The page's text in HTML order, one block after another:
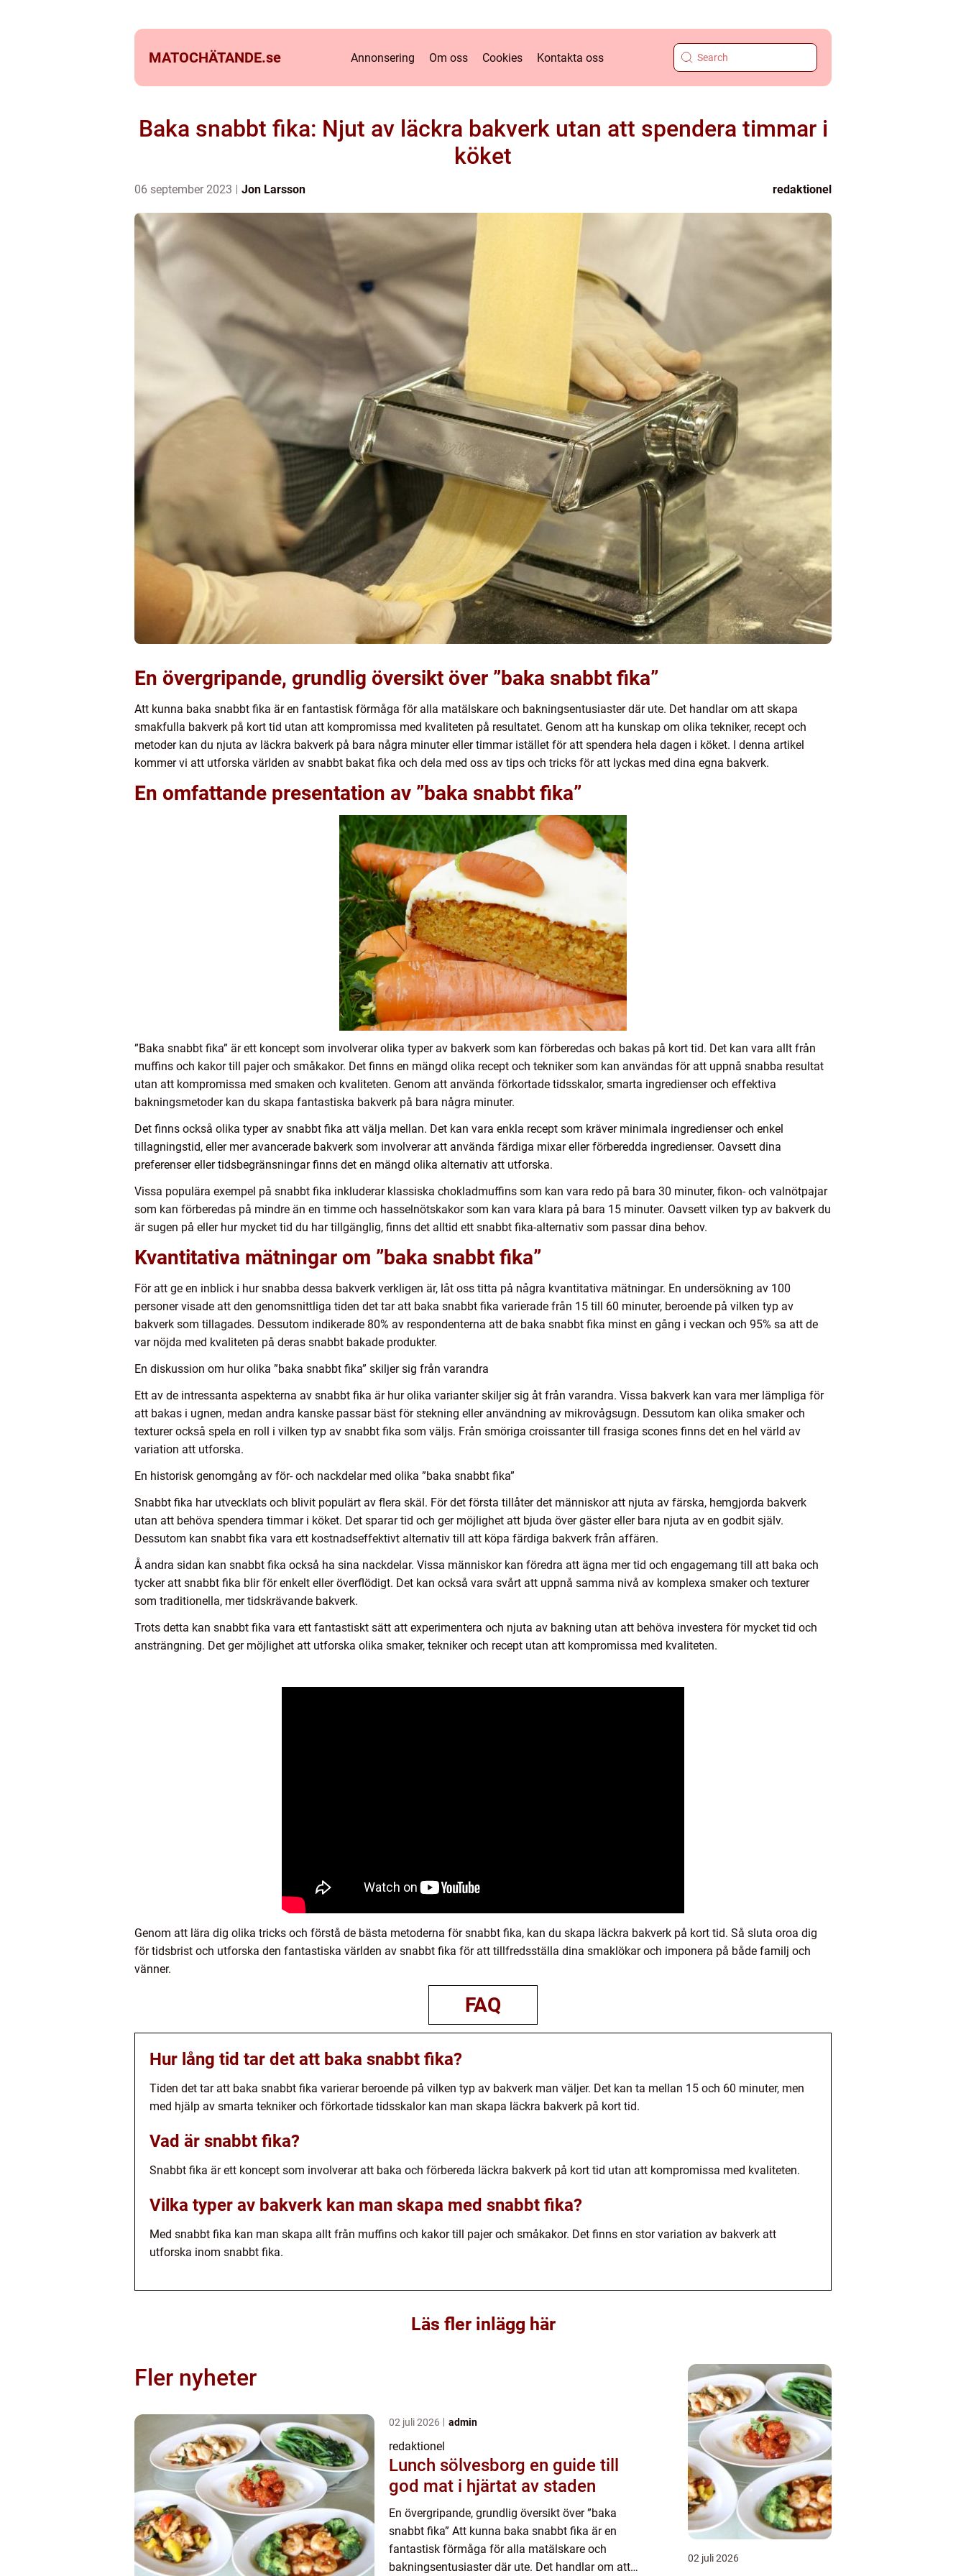
MATOCHÄTANDE.se Annonsering Om oss Cookies Kontakta oss
Baka snabbt fika: Njut av läckra bakverk utan att spendera timmar i
köket
06 september 2023 Jon Larsson redaktionel
En övergripande, grundlig översikt över ”baka snabbt fika”
Att kunna baka snabbt fika är en fantastisk förmåga för alla matälskare och bakningsentusiaster där ute. Det handlar om att skapa
smakfulla bakverk på kort tid utan att kompromissa med kvaliteten på resultatet. Genom att ha kunskap om olika tekniker, recept och
metoder kan du njuta av läckra bakverk på bara några minuter eller timmar istället för att spendera hela dagen i köket. I denna artikel
kommer vi att utforska världen av snabbt bakat fika och dela med oss av tips och tricks för att lyckas med dina egna bakverk.
En omfattande presentation av ”baka snabbt fika”
”Baka snabbt fika” är ett koncept som involverar olika typer av bakverk som kan förberedas och bakas på kort tid. Det kan vara allt från
muffins och kakor till pajer och småkakor. Det finns en mängd olika recept och tekniker som kan användas för att uppnå snabba resultat
utan att kompromissa med smaken och kvaliteten. Genom att använda förkortade tidsskalor, smarta ingredienser och effektiva
bakningsmetoder kan du skapa fantastiska bakverk på bara några minuter.
Det finns också olika typer av snabbt fika att välja mellan. Det kan vara enkla recept som kräver minimala ingredienser och enkel
tillagningstid, eller mer avancerade bakverk som involverar att använda färdiga mixar eller förberedda ingredienser. Oavsett dina
preferenser eller tidsbegränsningar finns det en mängd olika alternativ att utforska.
Vissa populära exempel på snabbt fika inkluderar klassiska chokladmuffins som kan vara redo på bara 30 minuter, fikon- och valnötpajar
som kan förberedas på mindre än en timme och hasselnötskakor som kan vara klara på bara 15 minuter. Oavsett vilken typ av bakverk du
är sugen på eller hur mycket tid du har tillgänglig, finns det alltid ett snabbt fika-alternativ som passar dina behov.
Kvantitativa mätningar om ”baka snabbt fika”
För att ge en inblick i hur snabba dessa bakverk verkligen är, låt oss titta på några kvantitativa mätningar. En undersökning av 100
personer visade att den genomsnittliga tiden det tar att baka snabbt fika varierade från 15 till 60 minuter, beroende på vilken typ av
bakverk som tillagades. Dessutom indikerade 80% av respondenterna att de baka snabbt fika minst en gång i veckan och 95% sa att de
var nöjda med kvaliteten på deras snabbt bakade produkter.
En diskussion om hur olika ”baka snabbt fika” skiljer sig från varandra
Ett av de intressanta aspekterna av snabbt fika är hur olika varianter skiljer sig åt från varandra. Vissa bakverk kan vara mer lämpliga för
att bakas i ugnen, medan andra kanske passar bäst för stekning eller användning av mikrovågsugn. Dessutom kan olika smaker och
texturer också spela en roll i vilken typ av snabbt fika som väljs. Från smöriga croissanter till frasiga scones finns det en hel värld av
variation att utforska.
En historisk genomgång av för- och nackdelar med olika ”baka snabbt fika”
Snabbt fika har utvecklats och blivit populärt av flera skäl. För det första tillåter det människor att njuta av färska, hemgjorda bakverk
utan att behöva spendera timmar i köket. Det sparar tid och ger möjlighet att bjuda över gäster eller bara njuta av en godbit själv.
Dessutom kan snabbt fika vara ett kostnadseffektivt alternativ till att köpa färdiga bakverk från affären.
Å andra sidan kan snabbt fika också ha sina nackdelar. Vissa människor kan föredra att ägna mer tid och engagemang till att baka och
tycker att snabbt fika blir för enkelt eller överflödigt. Det kan också vara svårt att uppnå samma nivå av komplexa smaker och texturer
som traditionella, mer tidskrävande bakverk.
Trots detta kan snabbt fika vara ett fantastiskt sätt att experimentera och njuta av bakning utan att behöva investera för mycket tid och
ansträngning. Det ger möjlighet att utforska olika smaker, tekniker och recept utan att kompromissa med kvaliteten.
Genom att lära dig olika tricks och förstå de bästa metoderna för snabbt fika, kan du skapa läckra bakverk på kort tid. Så sluta oroa dig
för tidsbrist och utforska den fantastiska världen av snabbt fika för att tillfredsställa dina smaklökar och imponera på både familj och
vänner.
FAQ
Hur lång tid tar det att baka snabbt fika?
Tiden det tar att baka snabbt fika varierar beroende på vilken typ av bakverk man väljer. Det kan ta mellan 15 och 60 minuter, men
med hjälp av smarta tekniker och förkortade tidsskalor kan man skapa läckra bakverk på kort tid.
Vad är snabbt fika?
Snabbt fika är ett koncept som involverar att baka och förbereda läckra bakverk på kort tid utan att kompromissa med kvaliteten.
Vilka typer av bakverk kan man skapa med snabbt fika?
Med snabbt fika kan man skapa allt från muffins och kakor till pajer och småkakor. Det finns en stor variation av bakverk att
utforska inom snabbt fika.
Läs fler inlägg här
Fler nyheter
02 juli 2026 admin
redaktionel
Lunch sölvesborg en guide till
god mat i hjärtat av staden
En övergripande, grundlig översikt över ”baka
snabbt fika” Att kunna baka snabbt fika är en
fantastisk förmåga för alla matälskare och
bakningsentusiaster där ute. Det handlar om att
02 juli 2026